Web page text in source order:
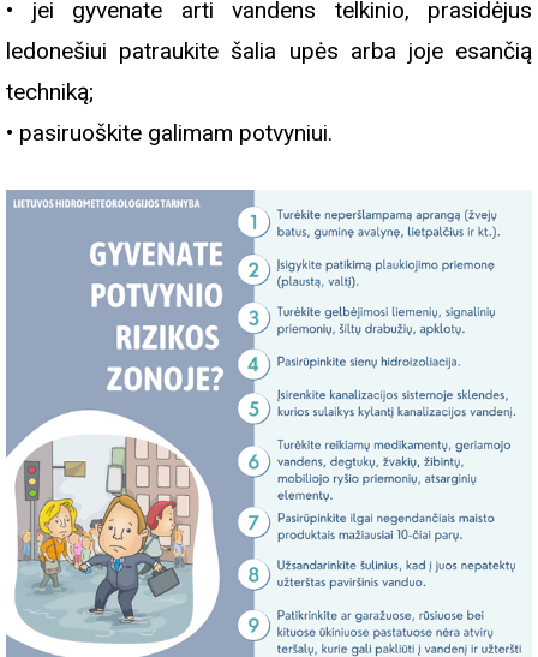
• jei gyvenate arti vandens telkinio, prasidėjus
ledonešiui patraukite šalia upės arba joje esančią
techniką;
• pasiruoškite galimam potvyniui.